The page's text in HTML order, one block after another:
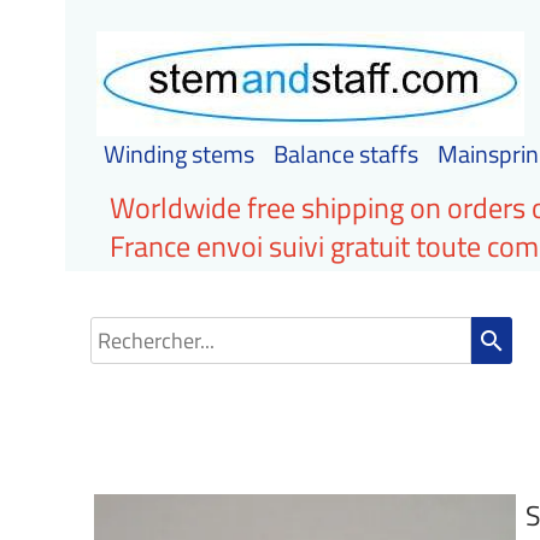
Winding stems Balance staffs
Worldwide free shipping on orders
France envoi suivi gratuit toute
search